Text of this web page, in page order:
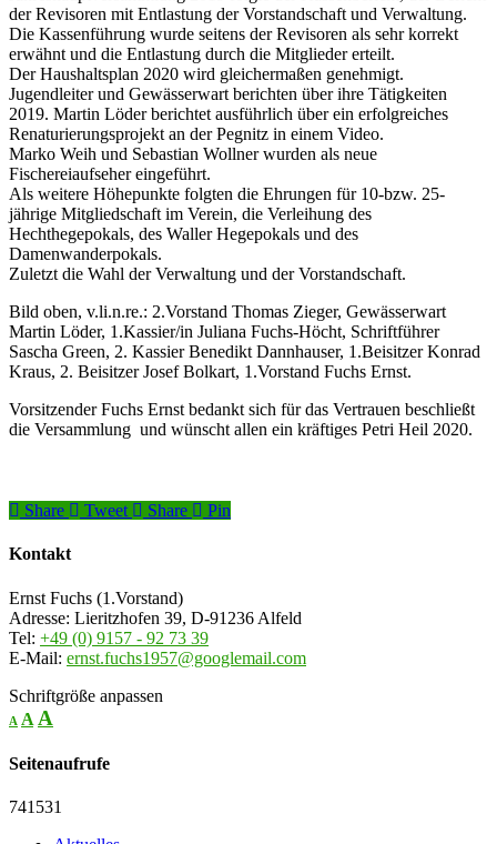
der Revisoren mit Entlastung der Vorstandschaft und Verwaltung.
Die Kassenführung wurde seitens der Revisoren als sehr korrekt
erwähnt und die Entlastung durch die Mitglieder erteilt.
Der Haushaltsplan 2020 wird gleichermaßen genehmigt.
Jugendleiter und Gewässerwart berichten über ihre Tätigkeiten
2019. Martin Löder berichtet ausführlich über ein erfolgreiches
Renaturierungsprojekt an der Pegnitz in einem Video.
Marko Weih und Sebastian Wollner wurden als neue
Fischereiaufseher eingeführt.
Als weitere Höhepunkte folgten die Ehrungen für 10-bzw. 25-
jährige Mitgliedschaft im Verein, die Verleihung des
Hechthegepokals, des Waller Hegepokals und des
Damenwanderpokals.
Zuletzt die Wahl der Verwaltung und der Vorstandschaft.
Bild oben, v.li.n.re.: 2.Vorstand Thomas Zieger, Gewässerwart
Martin Löder, 1.Kassier/in Juliana Fuchs-Höcht, Schriftführer
Sascha Green, 2. Kassier Benedikt Dannhauser, 1.Beisitzer Konrad
Kraus, 2. Beisitzer Josef Bolkart, 1.Vorstand Fuchs Ernst.
Vorsitzender Fuchs Ernst bedankt sich für das Vertrauen beschließt
die Versammlung und wünscht allen ein kräftiges Petri Heil 2020.
Share Tweet Share Pin
Kontakt
Ernst Fuchs (1.Vorstand)
Adresse: Lieritzhofen 39, D-91236 Alfeld
Tel: +49 (0) 9157 - 92 73 39
E-Mail: ernst.fuchs1957@googlemail.com
Schriftgröße anpassen
A A A
Seitenaufrufe
741531